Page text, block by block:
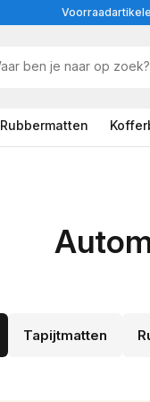
Rubbermatten
Tapijtmatten